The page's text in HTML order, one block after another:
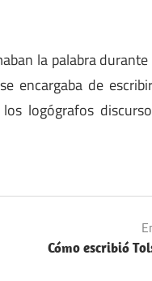
la palabra
encargaba de
logógrafos
Cómo escribió